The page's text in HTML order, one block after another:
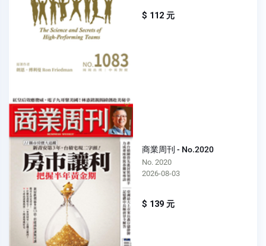
$ 112 元
商業周刊 - No.2020
No. 2020
2026-08-03
$ 139 元